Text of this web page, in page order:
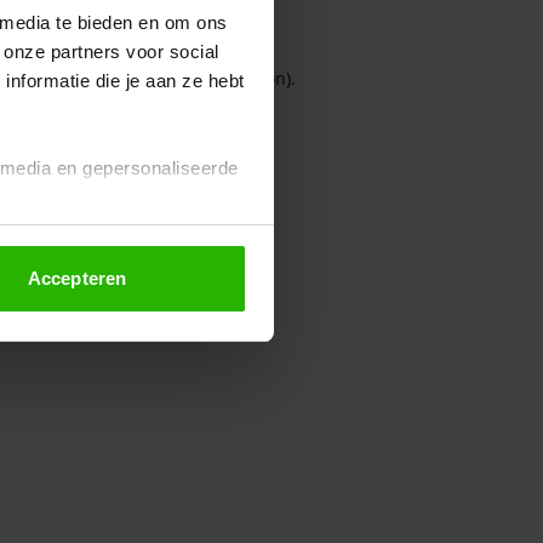
te bieden en om ons
partners voor social
die je aan ze hebt
en gepersonaliseerde
altijd wijzigen of
Accepteren
console for more information).